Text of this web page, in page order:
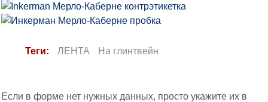
Теги: ЛЕНТА На глинтвейн
Если в форме нет нужных данных, просто укажите их в